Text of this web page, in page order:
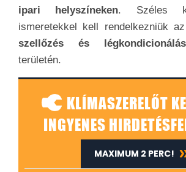
ipari helyszíneken. Széles
ismeretekkel kell rendelkezniük az
szellőzés és
területén.
KLÍMASZERELŐT
INGYENES
MAXIMUM 2 PERC!